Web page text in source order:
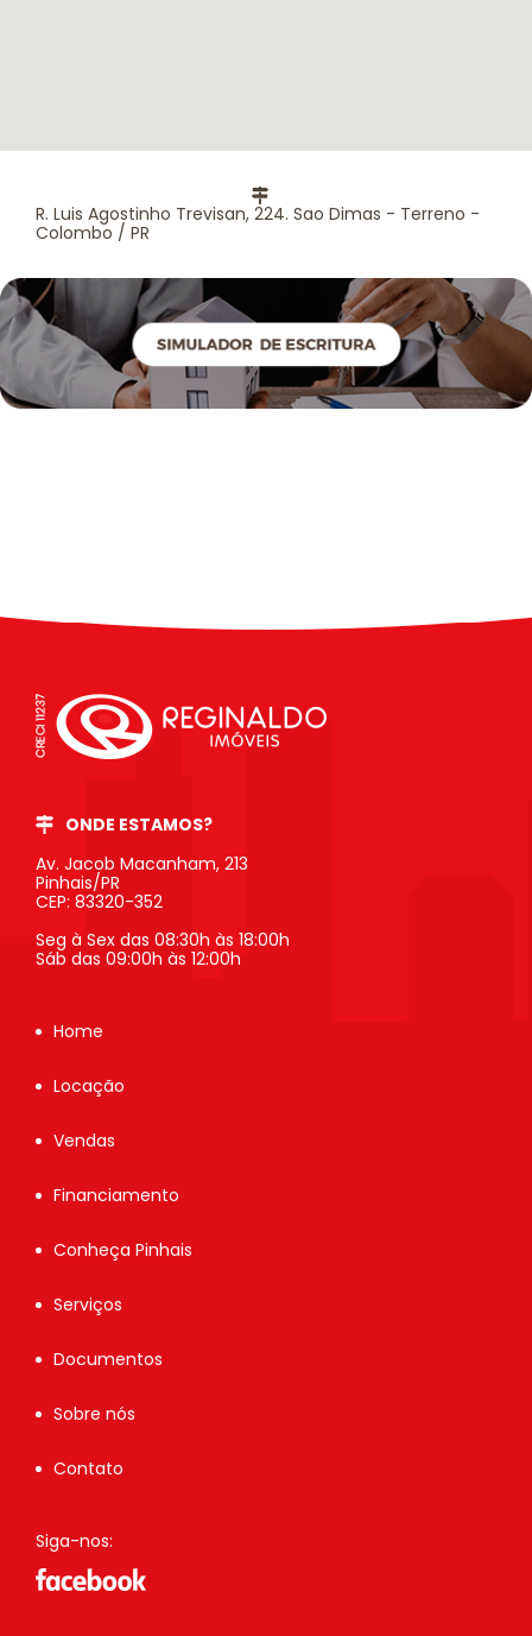
R. Luis Agostinho Trevisan, 224. Sao Dimas - Terreno -
Colombo / PR
ONDE ESTAMOS?
Av. Jacob Macanham, 213
Pinhais/PR
CEP: 83320-352
Seg à Sex das 08:30h às 18:00h
Sáb das 09:00h às 12:00h
Home
Locação
Vendas
Financiamento
Conheça Pinhais
Serviços
Documentos
Sobre nós
Contato
Siga-nos: